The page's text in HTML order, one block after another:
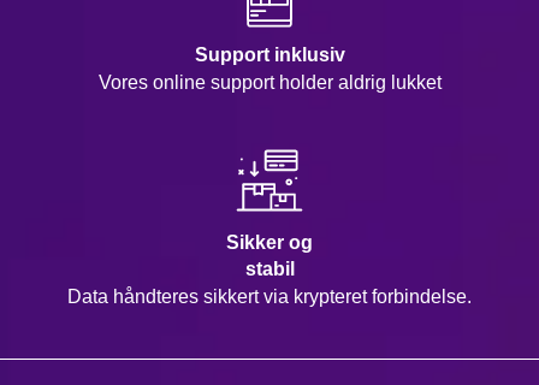
Support inklusiv
Vores online support holder aldrig lukket
Sikker og
stabil
Data håndteres sikkert via krypteret forbindelse.